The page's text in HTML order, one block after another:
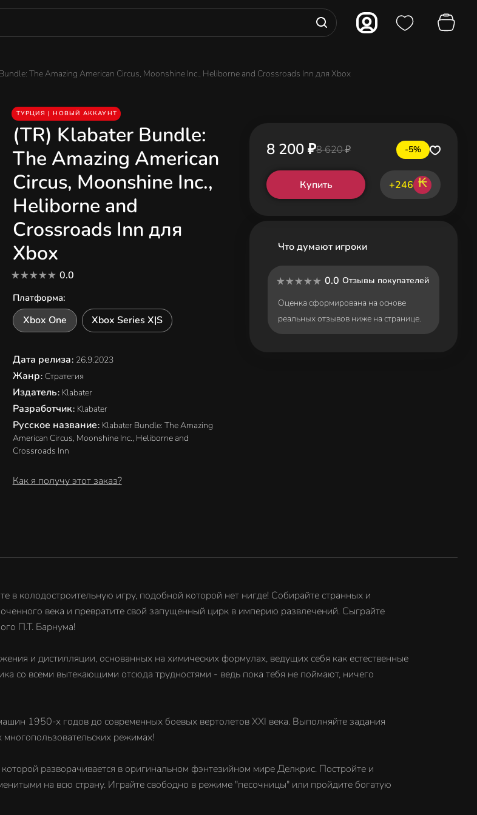
The Amazing American Circus, Moonshine Inc., Heliborne and Crossroads Inn для Xbox
ТУРЦИЯ | НОВЫЙ АККАУНТ
(TR) Klabater Bundle:
The Amazing American
Circus, Moonshine Inc.,
Heliborne and
Crossroads Inn для
Xbox
0.0
Платформа:
Xbox One Xbox Series X|S
Дата релиза: 26.9.2023
Жанр: Стратегия
Издатель: Klabater
Разработчик: Klabater
Русское название: Klabater Bundle: The Amazing
American Circus, Moonshine Inc., Heliborne and
Crossroads Inn
Как я получу этот заказ?
8 200 ₽8 620 ₽ -5%
Купить +246 ₭
Что думают игроки
0.0 Отзывы покупателей
Оценка сформирована на основе
реальных отзывов ниже на странице.
в колодостроительную игру, подобной которой нет нигде! Собирайте странных и
века и превратите свой запущенный цирк в империю развлечений. Сыграйте
П.Т. Барнума!
и дистилляции, основанных на химических формулах, ведущих себя как естественные
со всеми вытекающими отсюда трудностями - ведь пока тебя не поймают, ничего
1950-х годов до современных боевых вертолетов XXI века. Выполняйте задания
многопользовательских режимах!
разворачивается в оригинальном фэнтезийном мире Делкрис. Постройте и
на всю страну. Играйте свободно в режиме "песочницы" или пройдите богатую